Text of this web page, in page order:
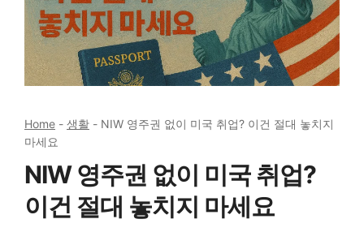
Home - 생활 - NIW 영주권 없이 미국 취업? 이건 절대 놓치지
마세요
NIW 영주권 없이 미국 취업?
이건 절대 놓치지 마세요